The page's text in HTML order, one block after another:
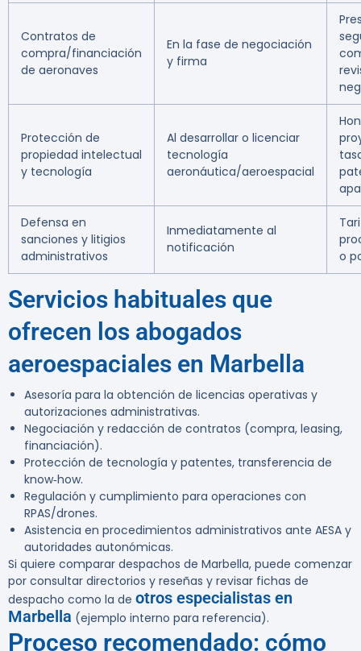
Contratos de
compra/financiación
de aeronaves
En la fase de negociación
y firma
Protección de
propiedad intelectual
y tecnología
Al desarrollar o licenciar
tecnología
aeronáutica/aeroespacial
Defensa en
sanciones y litigios
administrativos
Inmediatamente al
notificación
o
Servicios habituales que
ofrecen los abogados
aeroespaciales en Marbella
Asesoría para la obtención de licencias operativas y
autorizaciones administrativas.
Negociación y redacción de contratos (compra, leasing,
financiación).
Protección de tecnología y patentes, transferencia de
know‑how.
Regulación y cumplimiento para operaciones con
RPAS/drones.
Asistencia en procedimientos administrativos ante AESA y
autoridades autonómicas.
Si quiere comparar despachos de Marbella, puede comenzar
por consultar directorios y reseñas y revisar fichas de
despacho como la de otros especialistas en
Marbella (ejemplo interno para referencia).
Proceso recomendado: cómo